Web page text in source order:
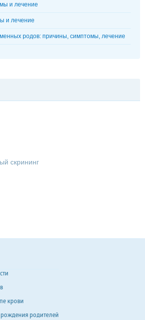
и лечение
и лечение
родов: причины, симптомы, лечение
скрининг
крови
родителей